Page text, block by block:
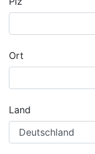
Ort
Land